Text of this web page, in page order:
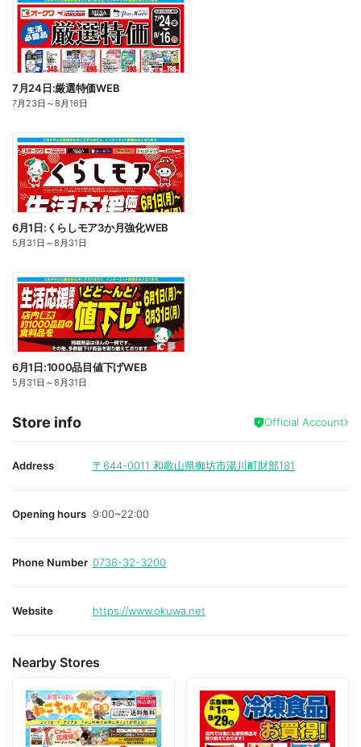
7月24日:厳選特価WEB
7月23日 ～8月16日
6月1日:くらしモア3か月強化WEB
5月31日 ～8月31日
6月1日:1000品目値下げWEB
5月31日 ～8月31日
Store info Official Account
Address 〒644-0011 和歌山県御坊市湯川町財部181
Opening hours 9:00~22:00
Phone Number 0738-32-3200
Website https://www.okuwa.net
Nearby Stores